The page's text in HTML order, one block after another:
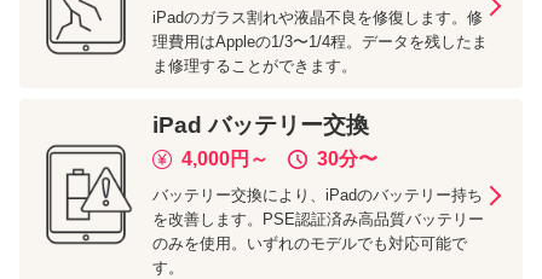
iPadのガラス割れや液晶不良を修復します。修
理費用はAppleの1/3〜1/4程。データを残したま
ま修理することができます。
iPad バッテリー交換
4,000円～ 30分〜
バッテリー交換により、iPadのバッテリー持ち
を改善します。PSE認証済み高品質バッテリー
のみを使用。いずれのモデルでも対応可能で
す。